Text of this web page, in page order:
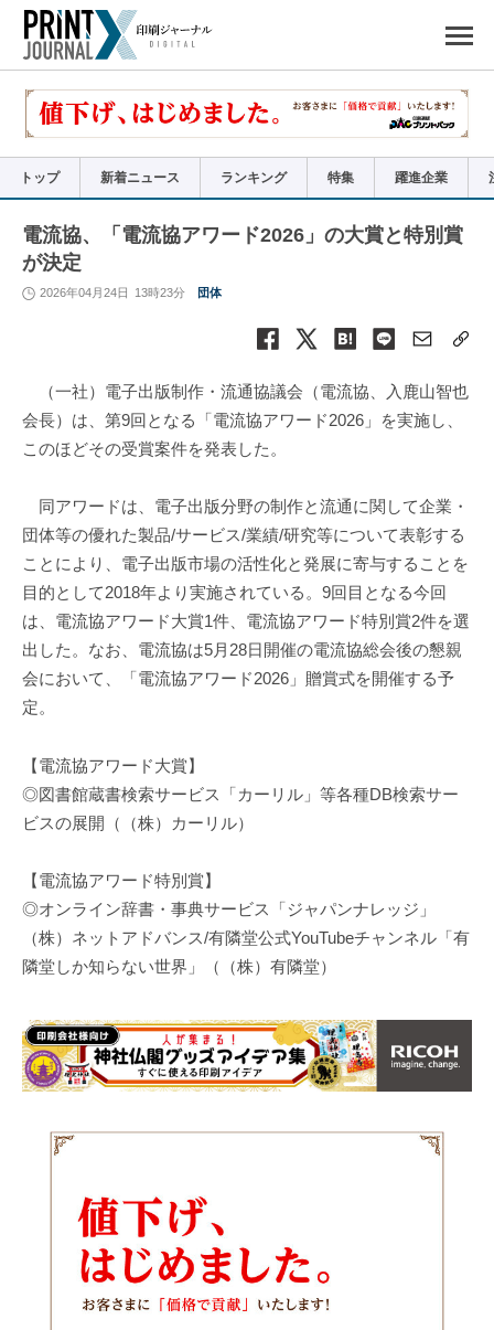
で
リ
トップ 新着ニュース ランキング 特集 躍進企業
電流協、「電流協アワード2026」の大賞と特別賞
が決定
2026年04月24日 13時23分 団体
（一社）電子出版制作・流通協議会（電流協、入鹿山智也
会長）は、第9回となる「電流協アワード2026」を実施し、
このほどその受賞案件を発表した。
同アワードは、電子出版分野の制作と流通に関して企業・
団体等の優れた製品/サービス/業績/研究等について表彰する
ことにより、電子出版市場の活性化と発展に寄与することを
目的として2018年より実施されている。9回目となる今回
は、電流協アワード大賞1件、電流協アワード特別賞2件を選
出した。なお、電流協は5月28日開催の電流協総会後の懇親
会において、「電流協アワード2026」贈賞式を開催する予
定。
【電流協アワード大賞】
◎図書館蔵書検索サービス「カーリル」等各種DB検索サー
ビスの展開（（株）カーリル）
【電流協アワード特別賞】
◎オンライン辞書・事典サービス「ジャパンナレッジ」
（株）ネットアドバンス/有隣堂公式YouTubeチャンネル「有
隣堂しか知らない世界」（（株）有隣堂）